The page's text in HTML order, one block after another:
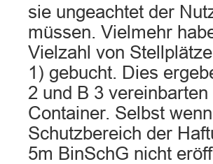
sie ungeachtet der
müssen. Vielmehr
Vielzahl von
1) gebucht. Dies
2 und B 3
Container. Selbst
Schutzbereich der
5m BinSchG nicht